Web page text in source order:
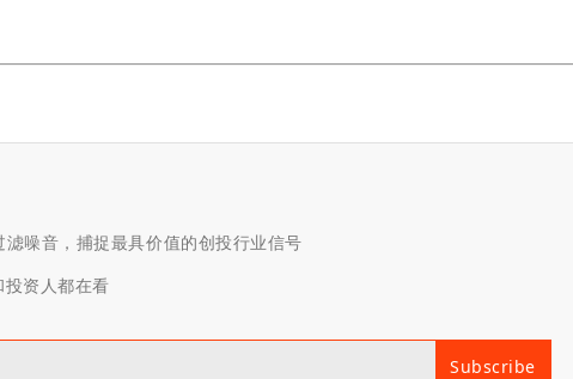
噪音，捕捉最具价值的创投行业信号
投资人都在看
Subscribe